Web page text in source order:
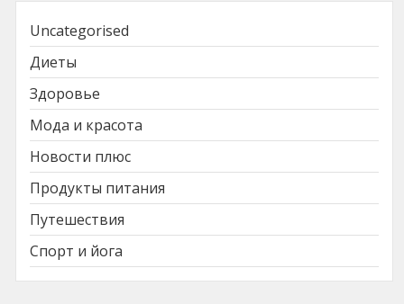
Uncategorised
Диеты
Здоровье
Мода и красота
Новости плюс
Продукты питания
Путешествия
Спорт и йога